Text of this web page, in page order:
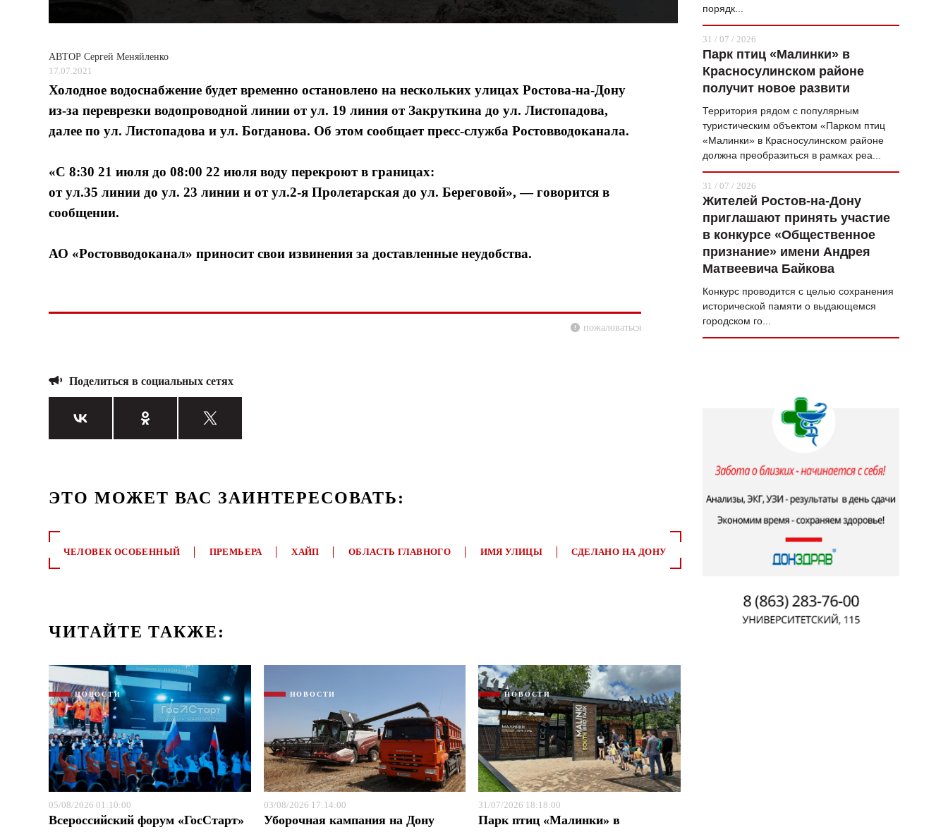
АВТОР Сергей Меняйленко
17.07.2021
Холодное водоснабжение будет временно остановлено на нескольких улицах Ростова-на-Дону
из-за переврезки водопроводной линии от ул. 19 линия от Закруткина до ул. Листопадова,
далее по ул. Листопадова и ул. Богданова. Об этом сообщает пресс-служба Ростовводоканала.
«С 8:30 21 июля до 08:00 22 июля воду перекроют в границах:
от ул.35 линии до ул. 23 линии и от ул.2-я Пролетарская до ул. Береговой», — говорится в
сообщении.
АО «Ростовводоканал» приносит свои извинения за доставленные неудобства.
пожаловаться
Поделиться в социальных сетях
ЭТО МОЖЕТ ВАС ЗАИНТЕРЕСОВАТЬ:
ЧЕЛОВЕК ОСОБЕННЫЙ ПРЕМЬЕРА ХАЙП ОБЛАСТЬ ГЛАВНОГО ИМЯ УЛИЦЫ СДЕЛАНО НА ДОНУ
ЧИТАЙТЕ ТАКЖЕ:
НОВОСТИ
05/08/2026 01:10:00
Всероссийский форум «ГосСтарт»
НОВОСТИ
03/08/2026 17:14:00
Уборочная кампания на Дону
НОВОСТИ
31/07/2026 18:18:00
Парк птиц «Малинки» в
порядк...
31 / 07 / 2026
Парк птиц «Малинки» в
Красносулинском районе
получит новое развити
Территория рядом с популярным
туристическим объектом «Парком птиц
«Малинки» в Красносулинском районе
должна преобразиться в рамках реа...
31 / 07 / 2026
Жителей Ростов-на-Дону
приглашают принять участие
в конкурсе «Общественное
признание» имени Андрея
Матвеевича Байкова
Конкурс проводится с целью сохранения
исторической памяти о выдающемся
городском го...
Я согласен с политикой конфиденциальности и защиты информации*
Я согласен с политикой конфиденциальности и защиты информации*